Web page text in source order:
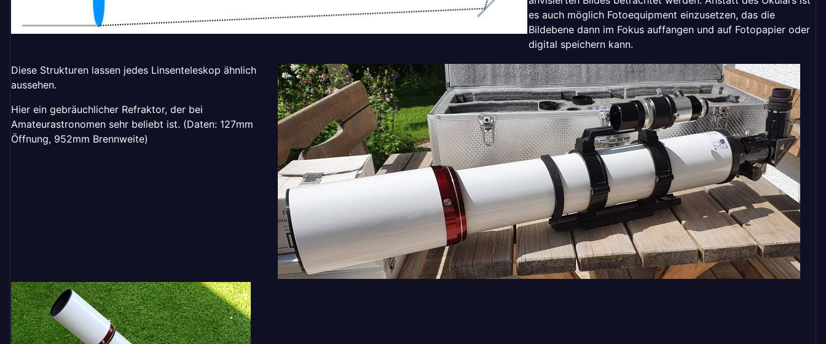
es auch möglich Fotoequipment einzusetzen, das die
Bildebene dann im Fokus auffangen und auf Fotopapier oder
digital speichern kann.
Diese Strukturen lassen jedes Linsenteleskop ähnlich
aussehen.
Hier ein gebräuchlicher Refraktor, der bei
Amateurastronomen sehr beliebt ist. (Daten: 127mm
Öffnung, 952mm Brennweite)